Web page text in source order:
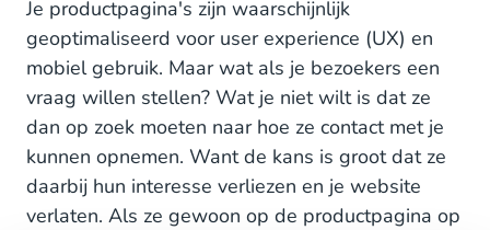
Je productpagina's zijn waarschijnlijk
geoptimaliseerd voor user experience (UX) en
mobiel gebruik. Maar wat als je bezoekers een
vraag willen stellen? Wat je niet wilt is dat ze
dan op zoek moeten naar hoe ze contact met je
kunnen opnemen. Want de kans is groot dat ze
daarbij hun interesse verliezen en je website
verlaten. Als ze gewoon op de productpagina op